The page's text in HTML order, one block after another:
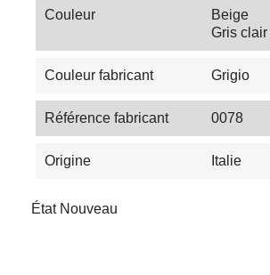
Couleur
Beige
Gris clair
Couleur fabricant Grigio
Référence fabricant 0078
Origine Italie
État Nouveau